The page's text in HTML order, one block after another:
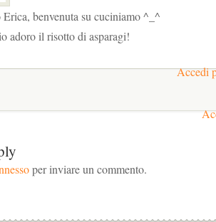
Erica, benvenuta su cuciniamo ^_^
adoro il risotto di asparagi!
Accedi
per inviare un commento.